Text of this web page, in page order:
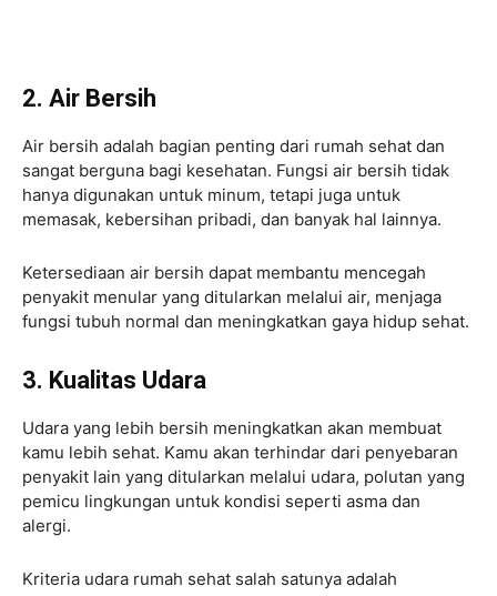
2. Air Bersih
Air bersih adalah bagian penting dari rumah sehat dan
sangat berguna bagi kesehatan. Fungsi air bersih tidak
hanya digunakan untuk minum, tetapi juga untuk
memasak, kebersihan pribadi, dan banyak hal lainnya.
Ketersediaan air bersih dapat membantu mencegah
penyakit menular yang ditularkan melalui air, menjaga
fungsi tubuh normal dan meningkatkan gaya hidup sehat.
3. Kualitas Udara
Udara yang lebih bersih meningkatkan akan membuat
kamu lebih sehat. Kamu akan terhindar dari penyebaran
penyakit lain yang ditularkan melalui udara, polutan yang
pemicu lingkungan untuk kondisi seperti asma dan
alergi.
Kriteria udara rumah sehat salah satunya adalah